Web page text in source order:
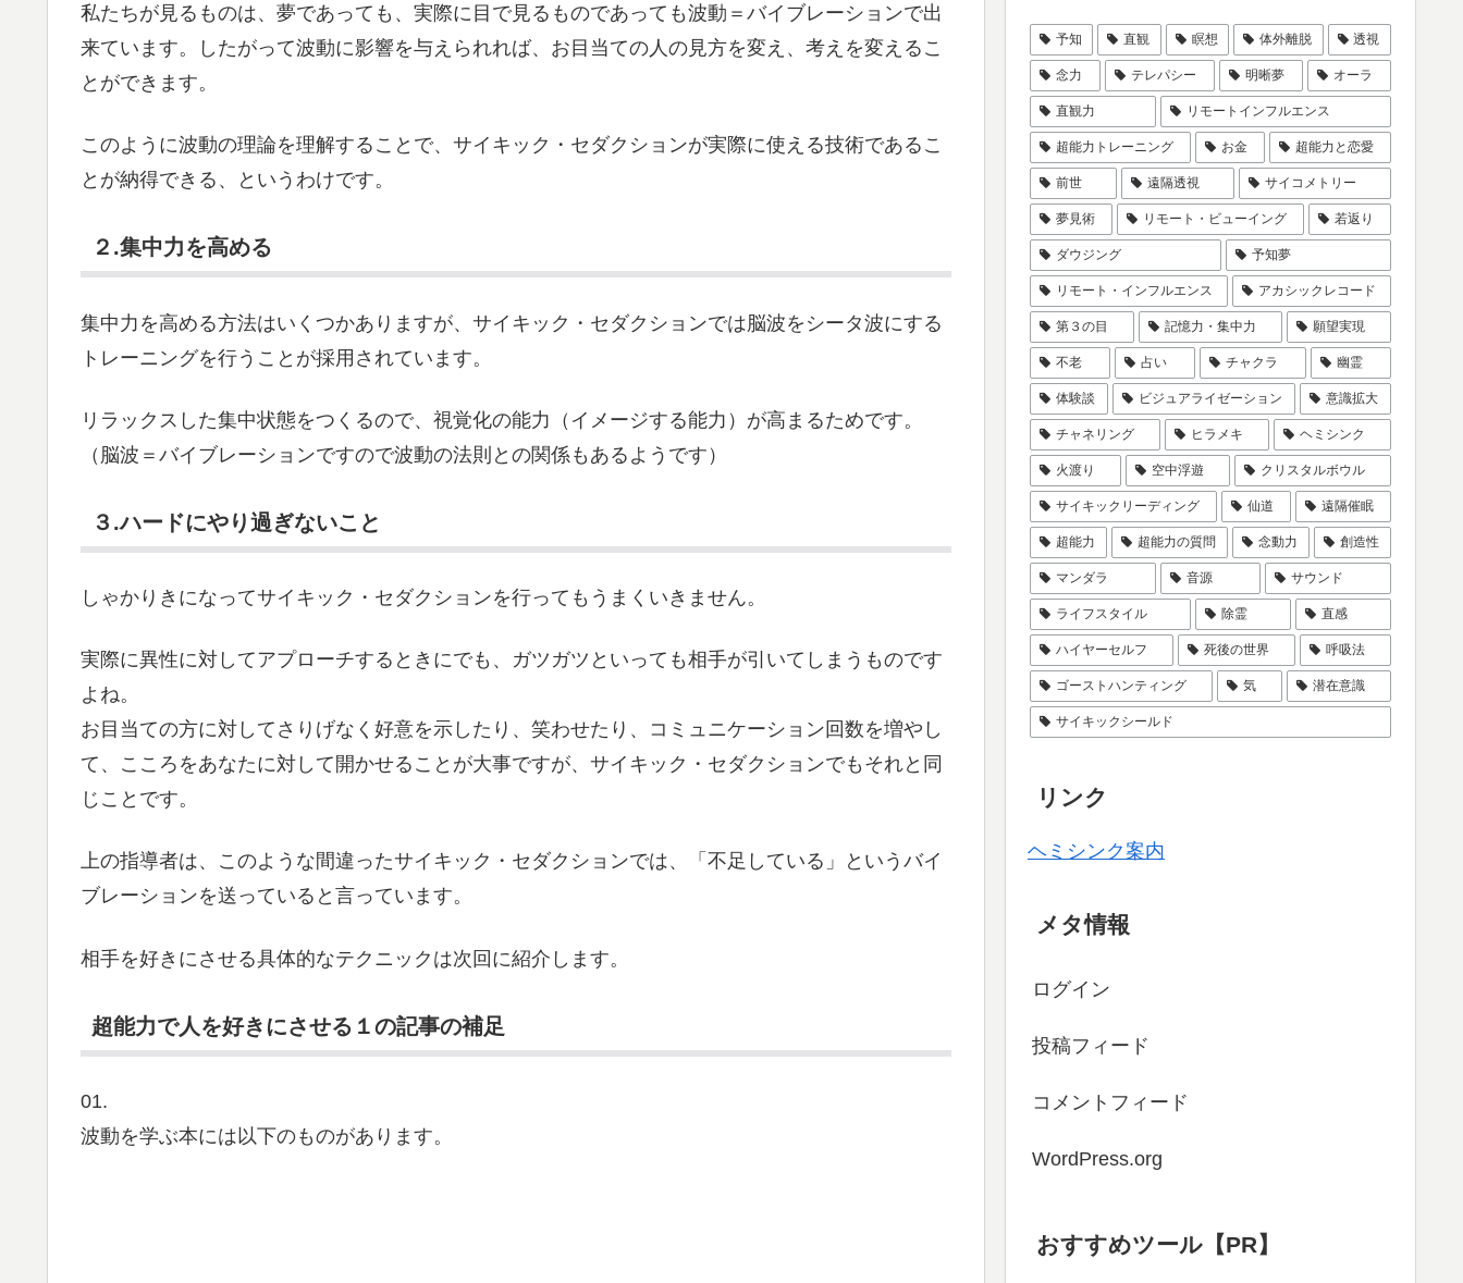
私たちが見るものは、夢であっても、実際に目で見るものであっても波動＝バイブレーションで出
来ています。したがって波動に影響を与えられれば、お目当ての人の見方を変え、考えを変えるこ
とができます。
このように波動の理論を理解することで、サイキック・セダクションが実際に使える技術であるこ
とが納得できる、というわけです。
２.集中力を高める
集中力を高める方法はいくつかありますが、サイキック・セダクションでは脳波をシータ波にする
トレーニングを行うことが採用されています。
リラックスした集中状態をつくるので、視覚化の能力（イメージする能力）が高まるためです。
（脳波＝バイブレーションですので波動の法則との関係もあるようです）
３.ハードにやり過ぎないこと
しゃかりきになってサイキック・セダクションを行ってもうまくいきません。
実際に異性に対してアプローチするときにでも、ガツガツといっても相手が引いてしまうものです
よね。
お目当ての方に対してさりげなく好意を示したり、笑わせたり、コミュニケーション回数を増やし
て、こころをあなたに対して開かせることが大事ですが、サイキック・セダクションでもそれと同
じことです。
上の指導者は、このような間違ったサイキック・セダクションでは、「不足している」というバイ
ブレーションを送っていると言っています。
相手を好きにさせる具体的なテクニックは次回に紹介します。
超能力で人を好きにさせる１の記事の補足
01.
波動を学ぶ本には以下のものがあります。
予知 直観 瞑想 体外離脱 透視
念力 テレパシー 明晰夢 オーラ
直観力 リモートインフルエンス
超能力トレーニング お金 超能力と恋愛
前世 遠隔透視 サイコメトリー
夢見術 リモート・ビューイング 若返り
ダウジング 予知夢
リモート・インフルエンス アカシックレコード
第３の目 記憶力・集中力 願望実現
不老 占い チャクラ 幽霊
体験談 ビジュアライゼーション 意識拡大
チャネリング ヒラメキ ヘミシンク
火渡り 空中浮遊 クリスタルボウル
サイキックリーディング 仙道 遠隔催眠
超能力 超能力の質問 念動力 創造性
マンダラ 音源 サウンド
ライフスタイル 除霊 直感
ハイヤーセルフ 死後の世界 呼吸法
ゴーストハンティング 気 潜在意識
サイキックシールド
リンク
ヘミシンク案内
メタ情報
ログイン
投稿フィード
コメントフィード
WordPress.org
おすすめツール【PR】